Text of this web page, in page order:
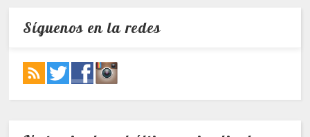
Síguenos en la redes